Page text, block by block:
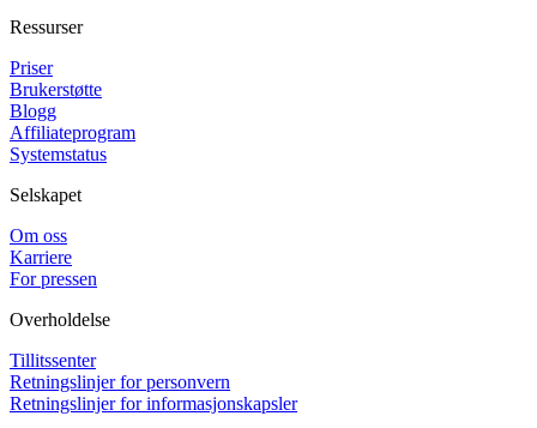
Ressurser
Priser
Brukerstøtte
Blogg
Affiliateprogram
Systemstatus
Selskapet
Om oss
Karriere
For pressen
Overholdelse
Tillitssenter
Retningslinjer for personvern
Retningslinjer for informasjonskapsler